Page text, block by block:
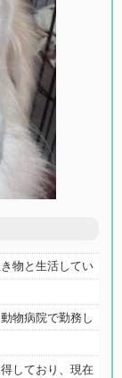
物と生活してい
物病院で勤務し
しており、現在